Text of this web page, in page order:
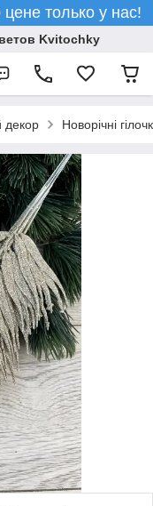
только у нас!
Kvitochky
декор Новорічні